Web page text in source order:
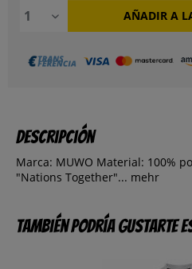
AÑADIR A
Descripción
Marca: MUWO Material: 100%
"Nations Together"... mehr
También podría gustarte